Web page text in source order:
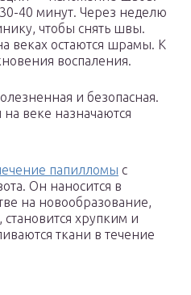
40 минут. Через неделю
чтобы снять швы.
веках остаются шрамы. К
воспаления.
и безопасная.
веке назначаются
папилломы с
Он наносится в
на новообразование,
хрупким и
ткани в течение